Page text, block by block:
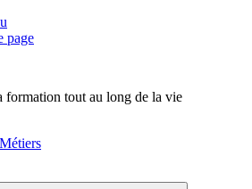
page
formation tout au long de la vie